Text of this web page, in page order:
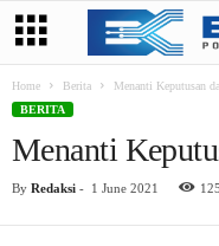
Home Berita
Menanti Keputusan
BERITA
Menanti
By Redaksi - 1 June 2021